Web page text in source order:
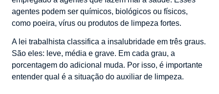
agentes podem ser químicos, biológicos ou físicos,
como poeira, vírus ou produtos de limpeza fortes.
A lei trabalhista classifica a insalubridade em três graus.
São eles: leve, média e grave. Em cada grau, a
porcentagem do adicional muda. Por isso, é importante
entender qual é a situação do auxiliar de limpeza.